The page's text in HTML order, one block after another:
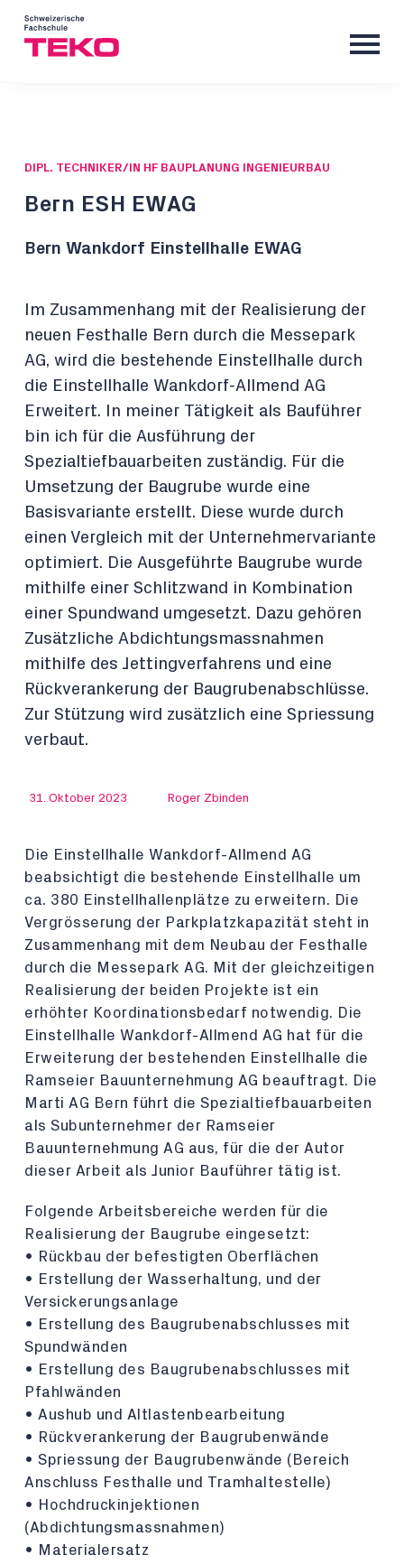
DIPL. TECHNIKER/IN HF BAUPLANUNG INGENIEURBAU
Bern ESH EWAG
Bern Wankdorf Einstellhalle EWAG
Im Zusammenhang mit der Realisierung der
neuen Festhalle Bern durch die Messepark
AG, wird die bestehende Einstellhalle durch
die Einstellhalle Wankdorf-Allmend AG
Erweitert. In meiner Tätigkeit als Bauführer
bin ich für die Ausführung der
Spezialtiefbauarbeiten zuständig. Für die
Umsetzung der Baugrube wurde eine
Basisvariante erstellt. Diese wurde durch
einen Vergleich mit der Unternehmervariante
optimiert. Die Ausgeführte Baugrube wurde
mithilfe einer Schlitzwand in Kombination
einer Spundwand umgesetzt. Dazu gehören
Zusätzliche Abdichtungsmassnahmen
mithilfe des Jettingverfahrens und eine
Rückverankerung der Baugrubenabschlüsse.
Zur Stützung wird zusätzlich eine Spriessung
verbaut.
31. Oktober 2023 Roger Zbinden
Die Einstellhalle Wankdorf-Allmend AG
beabsichtigt die bestehende Einstellhalle um
ca. 380 Einstellhallenplätze zu erweitern. Die
Vergrösserung der Parkplatzkapazität steht in
Zusammenhang mit dem Neubau der Festhalle
durch die Messepark AG. Mit der gleichzeitigen
Realisierung der beiden Projekte ist ein
erhöhter Koordinationsbedarf notwendig. Die
Einstellhalle Wankdorf-Allmend AG hat für die
Erweiterung der bestehenden Einstellhalle die
Ramseier Bauunternehmung AG beauftragt. Die
Marti AG Bern führt die Spezialtiefbauarbeiten
als Subunternehmer der Ramseier
Bauunternehmung AG aus, für die der Autor
dieser Arbeit als Junior Bauführer tätig ist.
Folgende Arbeitsbereiche werden für die
Realisierung der Baugrube eingesetzt:
• Rückbau der befestigten Oberflächen
• Erstellung der Wasserhaltung, und der
Versickerungsanlage
• Erstellung des Baugrubenabschlusses mit
Spundwänden
• Erstellung des Baugrubenabschlusses mit
Pfahlwänden
• Aushub und Altlastenbearbeitung
• Rückverankerung der Baugrubenwände
• Spriessung der Baugrubenwände (Bereich
Anschluss Festhalle und Tramhaltestelle)
• Hochdruckinjektionen
(Abdichtungsmassnahmen)
• Materialersatz